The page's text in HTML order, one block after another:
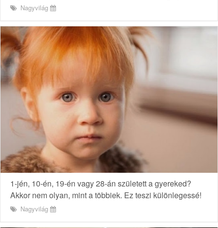
Nagyvilág
1-jén, 10-én, 19-én vagy 28-án született a gyereked?
Akkor nem olyan, mint a többiek. Ez teszi különlegessé!
Nagyvilág